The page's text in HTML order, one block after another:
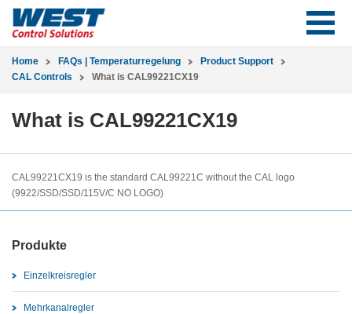
Home FAQs | Temperaturregelung
Product Support
CAL Controls
What is CAL99221CX19
What is CAL99221CX19
CAL99221CX19 is the standard CAL99221C without the CAL logo
(9922/SSD/SSD/115V/C NO LOGO)
Produkte
Einzelkreisregler
Mehrkanalregler